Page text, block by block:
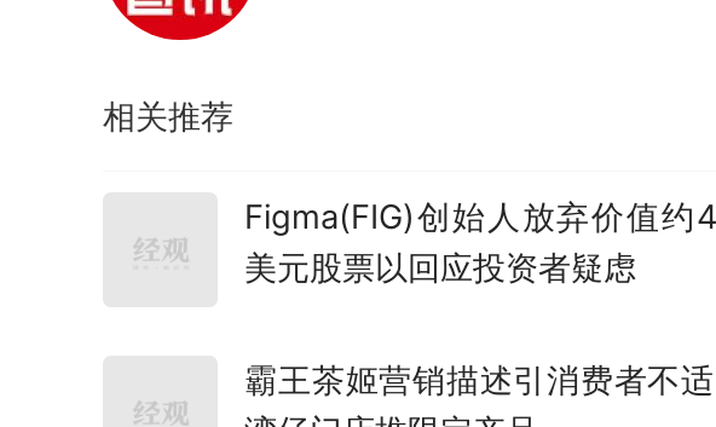
利润4893万元，同比下降8%
出现业绩下滑，是硬伤。南酸枣糕
度依赖单一品类，抗风险和新增
疑。虽是细分龙头（市占率29%
酸枣本身是小众零食市场，放到整
果类零食市场，公司份额仅0.56%
相关推荐
Figma(FIG)创始人放弃价值约
美元股票以回应投资者疑虑
霸王茶姬营销描述引消费者不